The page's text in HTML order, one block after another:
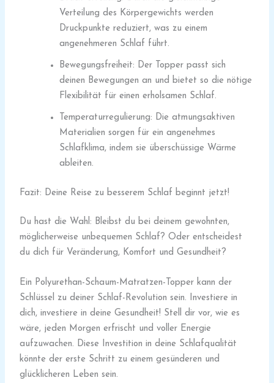
Verteilung des Körpergewichts werden
Druckpunkte reduziert, was zu einem
angenehmeren Schlaf führt.
Bewegungsfreiheit: Der Topper passt sich
deinen Bewegungen an und bietet so die nötige
Flexibilität für einen erholsamen Schlaf.
Temperaturregulierung: Die atmungsaktiven
Materialien sorgen für ein angenehmes
Schlafklima, indem sie überschüssige Wärme
ableiten.
Fazit: Deine Reise zu besserem Schlaf beginnt jetzt!
Du hast die Wahl: Bleibst du bei deinem gewohnten,
möglicherweise unbequemen Schlaf? Oder entscheidest
du dich für Veränderung, Komfort und Gesundheit?
Ein Polyurethan-Schaum-Matratzen-Topper kann der
Schlüssel zu deiner Schlaf-Revolution sein. Investiere in
dich, investiere in deine Gesundheit! Stell dir vor, wie es
wäre, jeden Morgen erfrischt und voller Energie
aufzuwachen. Diese Investition in deine Schlafqualität
könnte der erste Schritt zu einem gesünderen und
glücklicheren Leben sein.